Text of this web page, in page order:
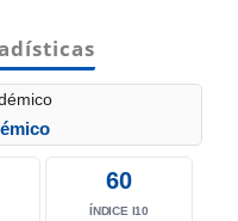
60
ÍNDICE I10